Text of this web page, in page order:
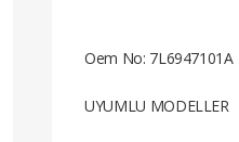
Oem No:
UYUMLU MODELLER